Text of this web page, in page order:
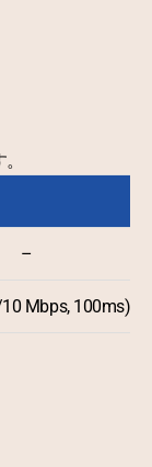
–
Mbps, 100ms)接